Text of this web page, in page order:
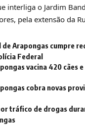
interliga o Jardim
pela extensão da
de Arapongas cumpre
Federal
vacina 420 cães
cobra novas
tráfico de drogas